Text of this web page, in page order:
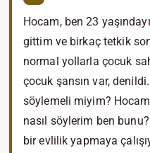
Hocam, ben 23
gittim ve birkaç tetkik
normal yollarla çocuk
çocuk şansın var,
söylemeli miyim?
nasıl söylerim ben
bir evlilik yapmaya